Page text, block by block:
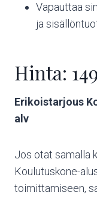
Vapauttaa
ja
Hinta:
Erikoistarjous
alv
Jos otat samalla
Koulutuskone-
toimittamiseen,